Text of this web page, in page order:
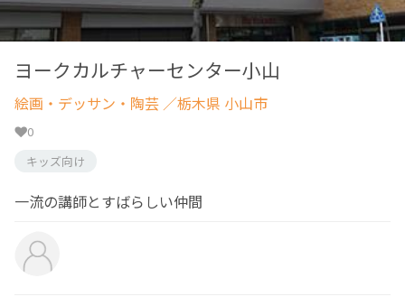
ヨークカルチャーセンター小山
絵画・デッサン・陶芸 ／栃木県 小山市
0
キッズ向け
一流の講師とすばらしい仲間